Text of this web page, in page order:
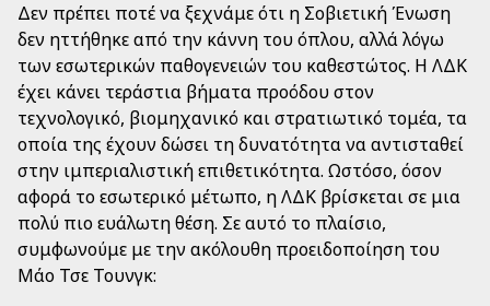
Δεν πρέπει ποτέ να ξεχνάμε ότι η Σοβιετική Ένωση
δεν ηττήθηκε από την κάννη του όπλου, αλλά λόγω
των εσωτερικών παθογενειών του καθεστώτος. Η ΛΔΚ
έχει κάνει τεράστια βήματα προόδου στον
τεχνολογικό, βιομηχανικό και στρατιωτικό τομέα, τα
οποία της έχουν δώσει τη δυνατότητα να αντισταθεί
στην ιμπεριαλιστική επιθετικότητα. Ωστόσο, όσον
αφορά το εσωτερικό μέτωπο, η ΛΔΚ βρίσκεται σε μια
πολύ πιο ευάλωτη θέση. Σε αυτό το πλαίσιο,
συμφωνούμε με την ακόλουθη προειδοποίηση του
Μάο Τσε Τουνγκ: